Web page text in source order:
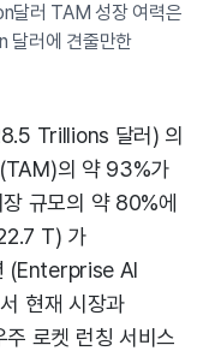
달러 TAM 성장 여력은
달러에 견줄만한
Trillions 달러) 의
의 약 93%가
규모의 약 80%에
T) 가
(Enterprise AI
현재 시장과
로켓 런칭 서비스